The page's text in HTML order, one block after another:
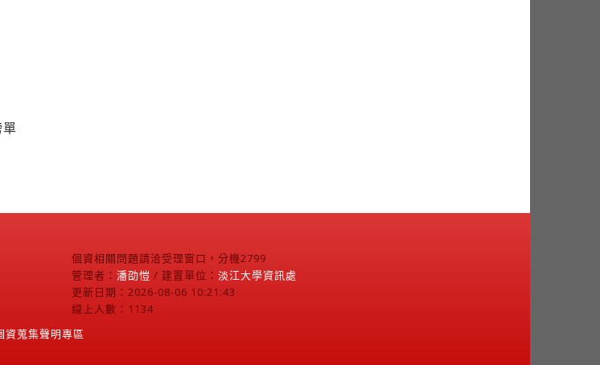
個資相關問題請洽受理窗口，分機2799
管理者： 潘劭愷 / 建置單位： 淡江大學資訊處
更新日期：2026-08-06 10:21:43
線上人數：1134
資蒐集聲明專區